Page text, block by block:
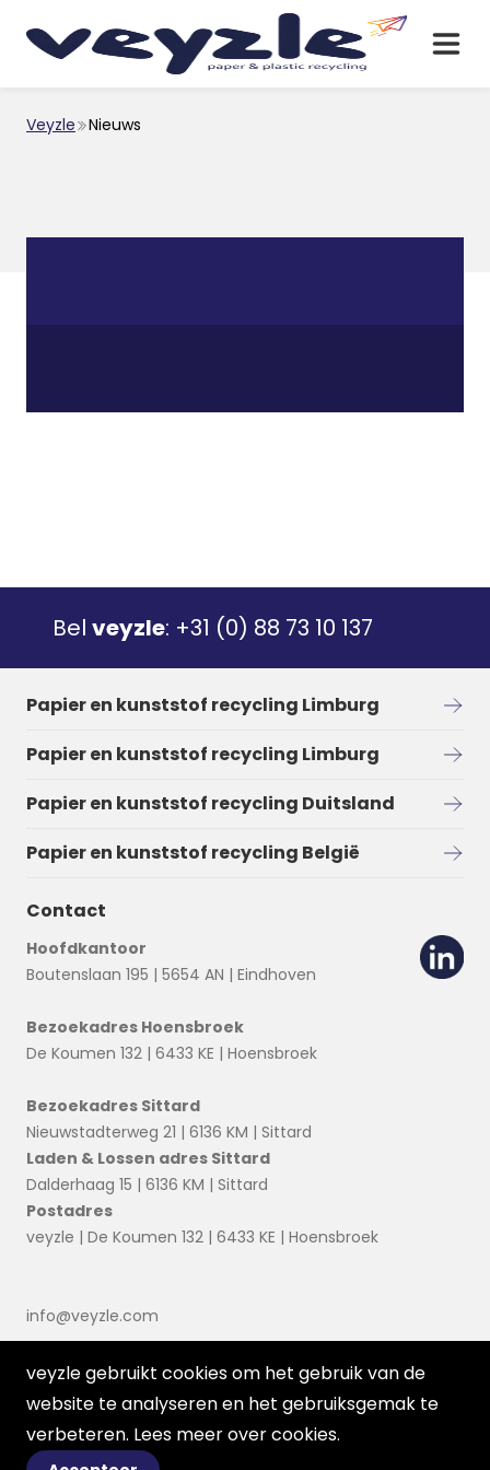
Veyzle Nieuws
Bel veyzle: +31 (0) 88 73 10 137
Papier en kunststof recycling Limburg
Papier en kunststof recycling Limburg
Papier en kunststof recycling Duitsland
Papier en kunststof recycling België
Contact
Hoofdkantoor
Boutenslaan 195 | 5654 AN | Eindhoven
Bezoekadres Hoensbroek
De Koumen 132 | 6433 KE | Hoensbroek
Bezoekadres Sittard
Nieuwstadterweg 21 | 6136 KM | Sittard
Laden & Lossen adres Sittard
Dalderhaag 15 | 6136 KM | Sittard
Postadres
veyzle | De Koumen 132 | 6433 KE | Hoensbroek
info@veyzle.com
veyzle gebruikt cookies om het gebruik van de
website te analyseren en het gebruiksgemak te
verbeteren. Lees meer overcookies.